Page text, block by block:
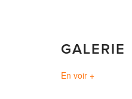
GALERIE
En voir +